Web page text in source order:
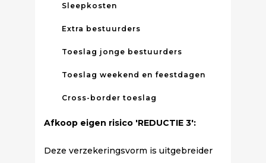
Sleepkosten
Extra bestuurders
Toeslag jonge bestuurders
Toeslag weekend en feestdagen
Cross-border toeslag
Afkoop eigen risico 'REDUCTIE 3':
Deze verzekeringsvorm is uitgebreider